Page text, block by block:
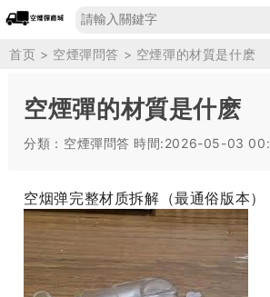
首页 > 空煙彈問答 > 空煙彈的材質是什麽
空煙彈的材質是什麽
分類：空煙彈問答 時間:2026-05-03
空烟弹完整材质拆解（最通俗版本）